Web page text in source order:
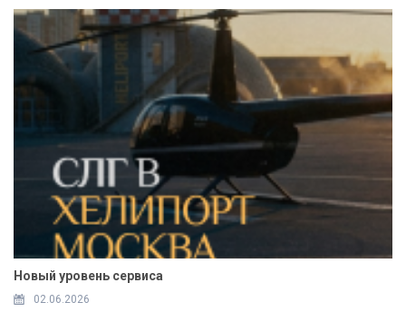
Новый уровень сервиса
02.06.2026